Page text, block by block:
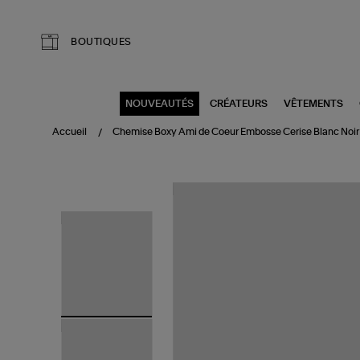
BOUTIQUES
NOUVEAUTÉS CRÉATEURS VÊTEMENTS
Accueil Chemise Boxy Ami de Coeur Embosse Cerise Blanc Noir